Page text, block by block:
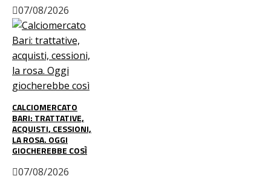
07/08/2026
CALCIOMERCATO
BARI: TRATTATIVE,
ACQUISTI, CESSIONI,
LA ROSA. OGGI
GIOCHEREBBE COSÌ
07/08/2026